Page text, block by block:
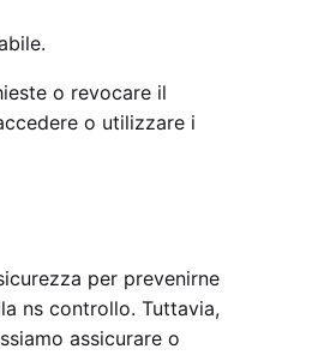
o revocare il
o utilizzare i
per prevenirne
ns controllo. Tuttavia,
assicurare o